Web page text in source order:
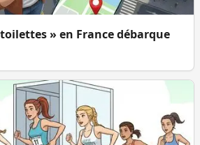
» en France débarque